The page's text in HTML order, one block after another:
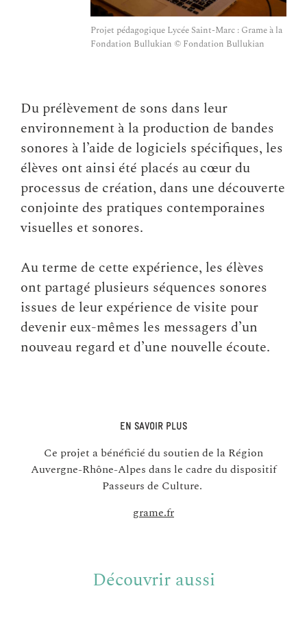
Projet pédagogique Lycée Saint-Marc : Grame à la
Fondation Bullukian © Fondation Bullukian
Du prélèvement de sons dans leur
environnement à la production de bandes
sonores à l’aide de logiciels spécifiques, les
élèves ont ainsi été placés au cœur du
processus de création, dans une découverte
conjointe des pratiques contemporaines
visuelles et sonores.
Au terme de cette expérience, les élèves
ont partagé plusieurs séquences sonores
issues de leur expérience de visite pour
devenir eux-mêmes les messagers d’un
nouveau regard et d’une nouvelle écoute.
EN SAVOIR PLUS
Ce projet a bénéficié du soutien de la Région
Auvergne-Rhône-Alpes dans le cadre du dispositif
Passeurs de Culture.
grame.fr
Découvrir aussi